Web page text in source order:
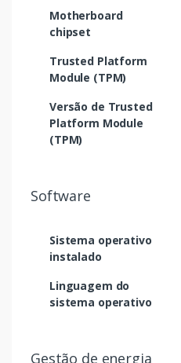
Motherboard
chipset
Trusted Platform
Module (TPM)
Versão de Trusted
Platform Module
(TPM)
Software
Sistema operativo
instalado
Linguagem do
sistema operativo
Gestão de energia